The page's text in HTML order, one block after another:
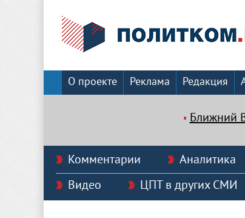
О проекте Реклама Редакция
Ближний
Комментарии Аналитика
Видео
ЦПТ в других СМИ